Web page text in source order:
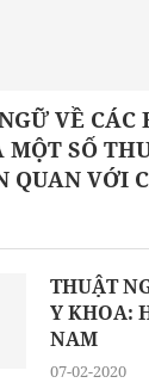
VỀ CÁC
MỘT SỐ
QUAN VỚI
THUẬT
Y KHOA:
NAM
07-02-2020